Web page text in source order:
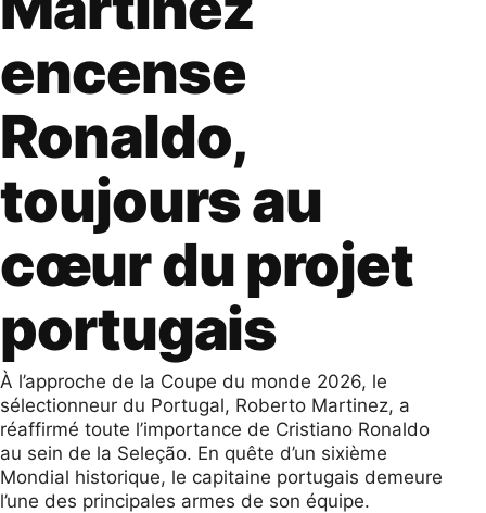
encense
Ronaldo,
toujours au
cœur du projet
portugais
À l’approche de la Coupe du monde 2026, le
sélectionneur du Portugal, Roberto Martinez, a
réaffirmé toute l’importance de Cristiano Ronaldo
au sein de la Seleção. En quête d’un sixième
Mondial historique, le capitaine portugais demeure
l’une des principales armes de son équipe.